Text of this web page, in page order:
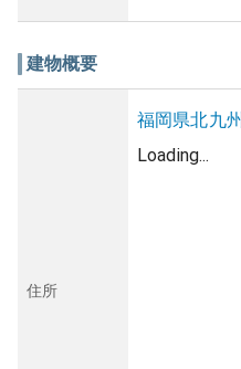
建物概要
住所
福岡県北九
Loading...